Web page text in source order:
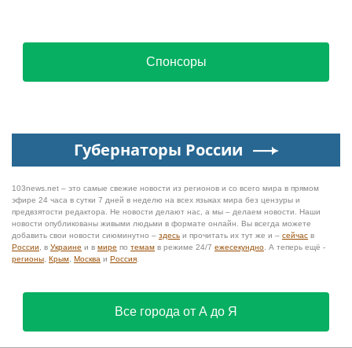
Спонсоры
Губернаторы России
103news.net – это самые свежие новости из регионов и со всего мира в прямом
эфире 24 часа в сутки 7 дней в неделю на всех языках мира без цензуры и
предвзятости редактора. Не новости делают нас, а мы – делаем новости. Наши
новости опубликованы живыми людьми в формате онлайн. Вы всегда можете
добавить свои новости сиюминутно – здесь и прочитать их тут же и – сейчас в
России , в Украине и в мире по темам в режиме 24/7 ежесекундно . А теперь ещё -
регионы Крым Москва и Россия
Все города от А до Я